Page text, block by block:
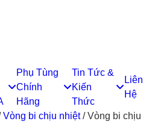
Phụ Tùng
Chính
Hãng
Tin Tức &
Kiến
Thức
Liên
Hệ
Vòng bi chịu nhiệt/Vòng bi chịu